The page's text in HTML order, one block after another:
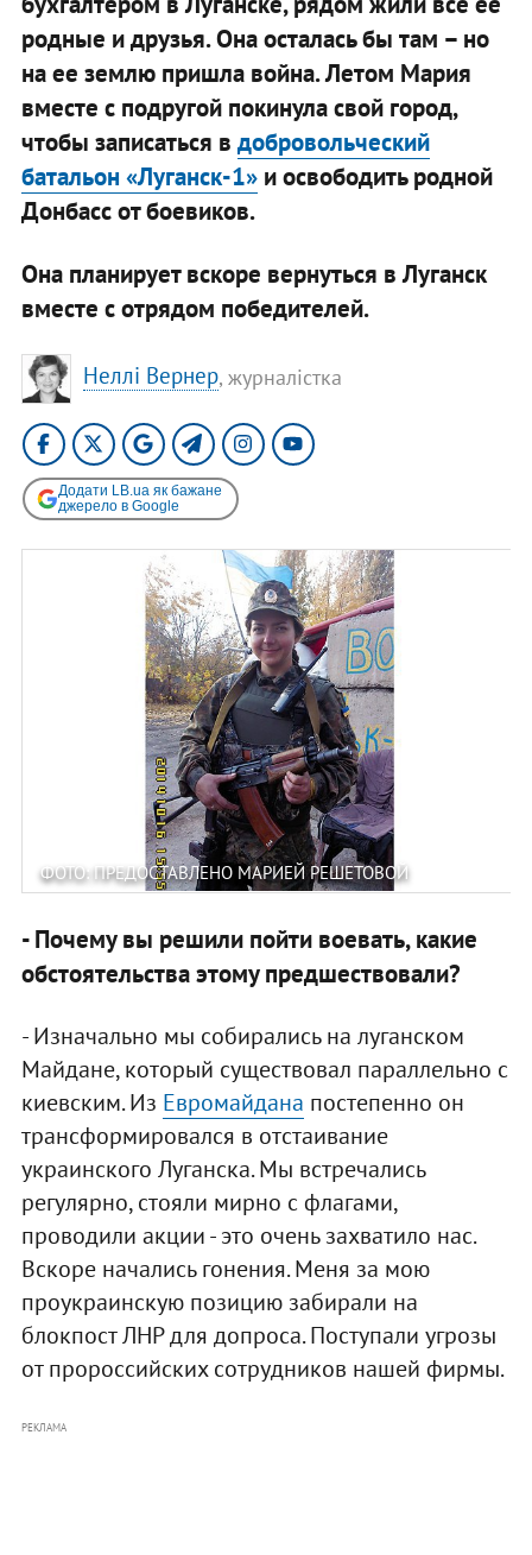
родные и друзья. Она осталась бы там – но
на ее землю пришла война. Летом Мария
вместе с подругой покинула свой город,
чтобы записаться в добровольческий
батальон «Луганск-1»и освободить родной
Донбасс от боевиков.
Она планирует вскоре вернуться в Луганск
вместе с отрядом победителей.
Неллі Вернер, журналістка
Додати LB.ua як бажане
джерело в Google
ФОТО: ПРЕДОСТАВЛЕНО МАРИЕЙ РЕШЕТОВОЙ
- Почему вы решили пойти воевать, какие
обстоятельства этому предшествовали?
- Изначально мы собирались на луганском
Майдане, который существовал параллельно с
киевским. Из Евромайдана постепенно он
трансформировался в отстаивание
украинского Луганска. Мы встречались
регулярно, стояли мирно с флагами,
проводили акции - это очень захватило нас.
Вскоре начались гонения. Меня за мою
проукраинскую позицию забирали на
блокпост ЛНР для допроса. Поступали угрозы
от пророссийских сотрудников нашей фирмы.
РЕКЛАМА